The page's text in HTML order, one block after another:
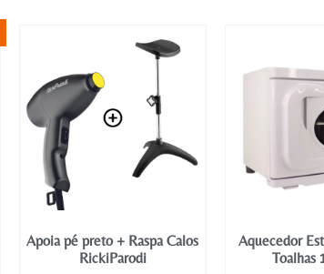
Apoia pé preto + Raspa Calos
RickiParodi
Aquecedor
Toalhas